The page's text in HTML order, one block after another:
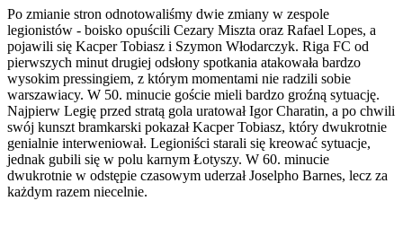
Po zmianie stron odnotowaliśmy dwie zmiany w zespole
legionistów - boisko opuścili Cezary Miszta oraz Rafael Lopes, a
pojawili się Kacper Tobiasz i Szymon Włodarczyk. Riga FC od
pierwszych minut drugiej odsłony spotkania atakowała bardzo
wysokim pressingiem, z którym momentami nie radzili sobie
warszawiacy. W 50. minucie goście mieli bardzo groźną sytuację.
Najpierw Legię przed stratą gola uratował Igor Charatin, a po chwili
swój kunszt bramkarski pokazał Kacper Tobiasz, który dwukrotnie
genialnie interweniował. Legioniści starali się kreować sytuacje,
jednak gubili się w polu karnym Łotyszy. W 60. minucie
dwukrotnie w odstępie czasowym uderzał Joselpho Barnes, lecz za
każdym razem niecelnie.